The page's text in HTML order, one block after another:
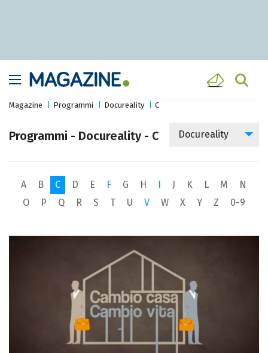
Magazine Programmi Docureality C
Programmi - Docureality - C Docureality
A B C D E F G H J K L M
N
O
P Q R S T U V W X Y Z 0-9